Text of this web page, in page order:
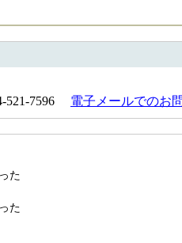
521-7596 電子メールでのお
た
た